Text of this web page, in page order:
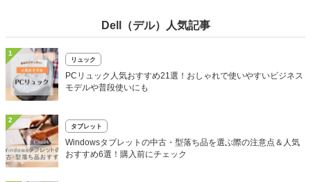
Dell（デル）人気記事
1
リュック
PCリュック人気おすすめ21選！おしゃれで使いやすいビジネス
モデルや普段使いにも
2
タブレット
Windowsタブレットの中古・型落ち品を選ぶ際の注意点＆人気
おすすめ6選！購入前にチェック